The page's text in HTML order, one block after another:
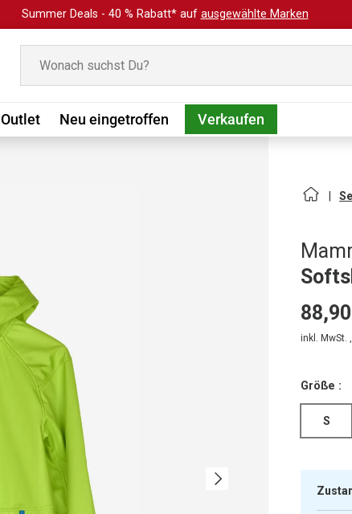
Summer Deals - 40 % Rabatt* auf ausgewählte Marken
Outlet Neu eingetroffen Verkaufen
Nächste
inkl.
Größe :
S